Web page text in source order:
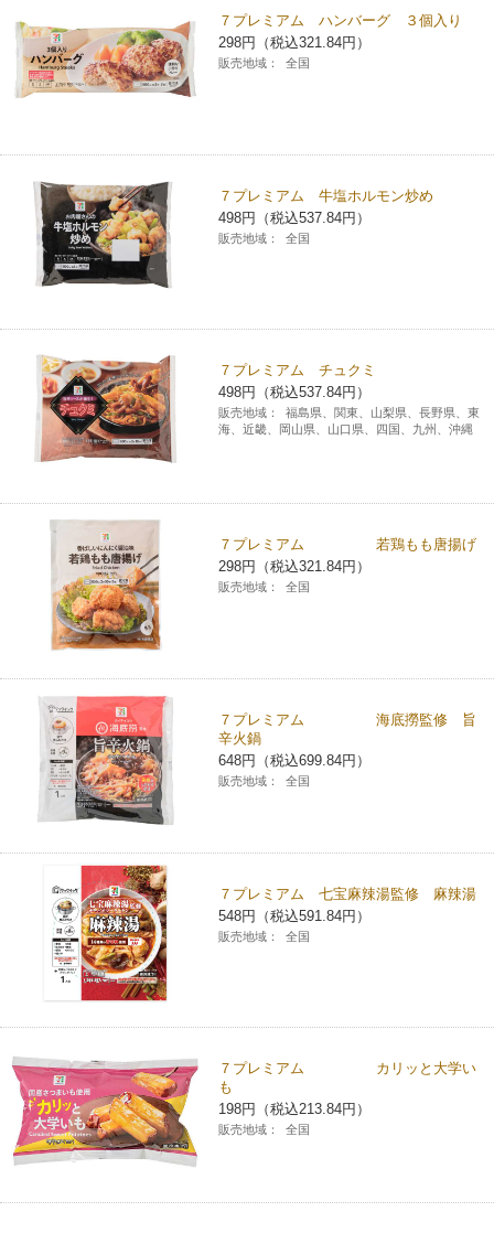
７プレミアム ハンバーグ ３個入り
298円（税込321.84円）
販売地域： 全国
７プレミアム 牛塩ホルモン炒め
498円（税込537.84円）
販売地域： 全国
７プレミアム チュクミ
498円（税込537.84円）
販売地域：
福島県、関東、山梨県、長野県、東
海、近畿、岡山県、山口県、四国、九州、沖縄
７プレミアム 若鶏もも唐揚げ
298円（税込321.84円）
販売地域： 全国
７プレミアム 海底撈監修 旨
辛火鍋
648円（税込699.84円）
販売地域： 全国
７プレミアム 七宝麻辣湯監修 麻辣湯
548円（税込591.84円）
販売地域： 全国
７プレミアム カリッと大学い
も
198円（税込213.84円）
販売地域： 全国